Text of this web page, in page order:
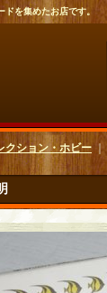
を集めたお店です。
クション・ホビー ｜